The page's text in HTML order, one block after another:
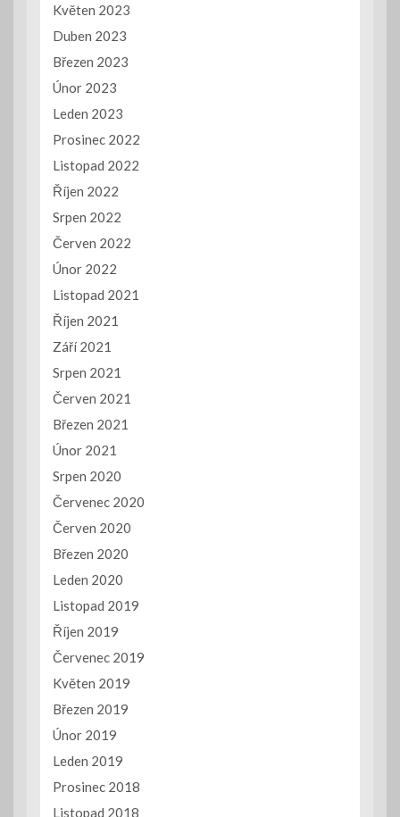
Květen 2023
Duben 2023
Březen 2023
Únor 2023
Leden 2023
Prosinec 2022
Listopad 2022
Říjen 2022
Srpen 2022
Červen 2022
Únor 2022
Listopad 2021
Říjen 2021
Září 2021
Srpen 2021
Červen 2021
Březen 2021
Únor 2021
Srpen 2020
Červenec 2020
Červen 2020
Březen 2020
Leden 2020
Listopad 2019
Říjen 2019
Červenec 2019
Květen 2019
Březen 2019
Únor 2019
Leden 2019
Prosinec 2018
Listopad 2018